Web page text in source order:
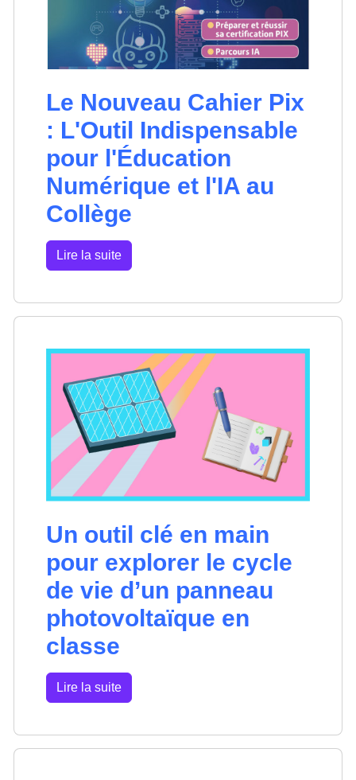
Le Nouveau Cahier Pix
: L'Outil Indispensable
pour l'Éducation
Numérique et l'IA au
Collège
Lire la suite
Un outil clé en main
pour explorer le cycle
de vie d’un panneau
photovoltaïque en
classe
Lire la suite